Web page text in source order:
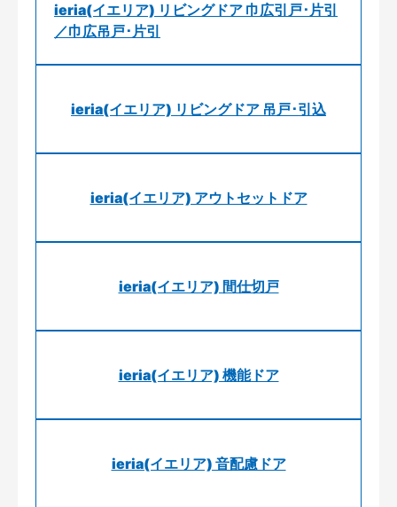
ieria(イエリア) リビングドア 巾広引戸･片引
／巾広吊戸･片引
ieria(イエリア) リビングドア 吊戸･引込
ieria(イエリア) アウトセットドア
ieria(イエリア) 間仕切戸
ieria(イエリア) 機能ドア
ieria(イエリア) 音配慮ドア